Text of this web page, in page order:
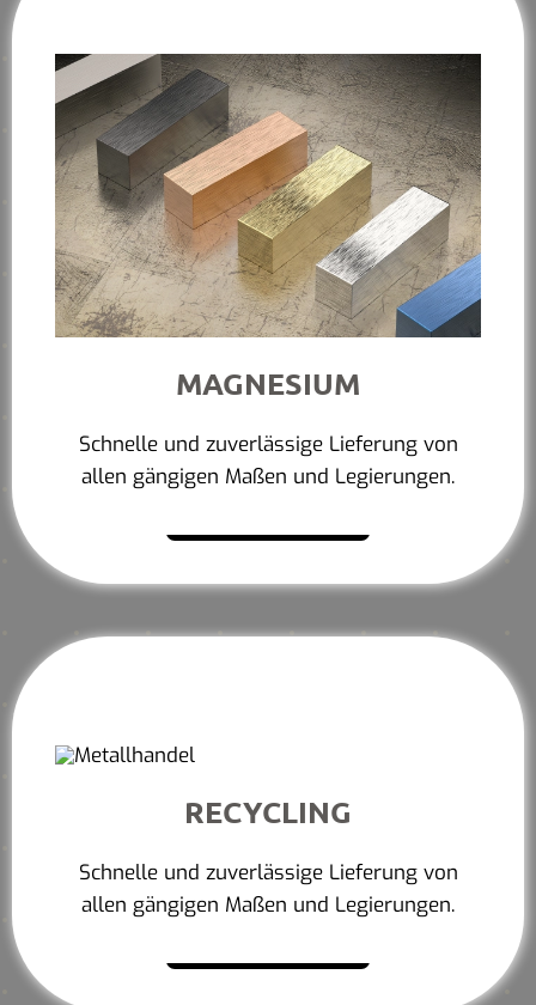
MAGNESIUM
Schnelle und zuverlässige Lieferung von
allen gängigen Maßen und Legierungen.
RECYCLING
Schnelle und zuverlässige Lieferung von
allen gängigen Maßen und Legierungen.